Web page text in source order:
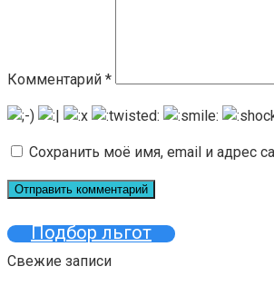
Комментарий *
Сохранить моё имя, email и адрес
Подбор льгот
Свежие записи